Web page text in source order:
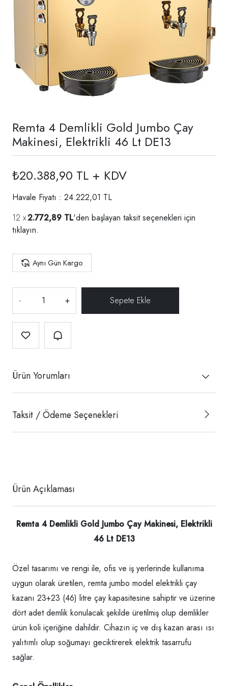
Remta 4 Demlikli Gold Jumbo Çay
Makinesi, Elektrikli 46 Lt DE13
₺20.388,90 TL + KDV
Havale Fiyatı : 24.222,01 TL
2.772,89 TL'den başlayan taksit seçenekleri için
tıklayın.
Aynı Gün Kargo
- +
Ürün Yorumları
Taksit / Ödeme Seçenekleri
Ürün Açıklaması
Remta 4 Demlikli Gold Jumbo Çay Makinesi, Elektrikli
46 Lt DE13
Özel tasarımı ve rengi ile, ofis ve iş yerlerinde kullanıma
uygun olarak üretilen, remta jumbo model elektrikli çay
kazanı 23+23 (46) litre çay kapasitesine sahiptir ve üzerine
dört adet demlik konulacak şekilde üretilmiş olup demlikler
ürün koli içeriğine dahildir. Cihazın iç ve dış kazan arası ısı
yalıtımlı olup soğumayı geciktirerek elektrik tasarrufu
sağlar.